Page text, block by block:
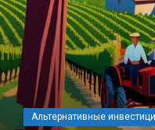
Альтернативные